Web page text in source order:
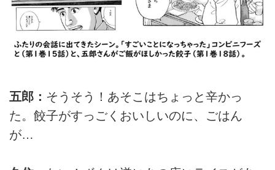
五郎： そうそう！あそこはちょっと辛かっ
た。餃子がすっごくおいしいのに、ごはん
が…